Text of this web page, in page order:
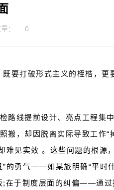
： 0
要打破形式主义的桎梏，更
路线提前设计、亮点工程集
搬，却因脱离实际导致工作“
难见实效 。这些问题的根源
”的勇气——如某旅明确“平时
;在于制度层面的纠偏——通过